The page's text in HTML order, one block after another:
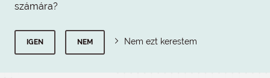
számára?
IGEN NEM Nem ezt kerestem